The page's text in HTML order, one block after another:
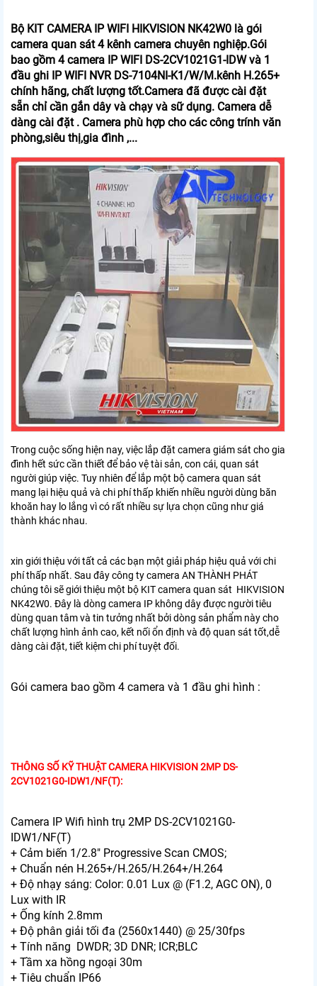
Bộ KIT CAMERA IP WIFI HIKVISION NK42W0 là gói
camera quan sát 4 kênh camera chuyên nghiệp.Gói
bao gồm 4 camera IP WIFI DS-2CV1021G1-IDW và 1
đầu ghi IP WIFI NVR DS-7104NI-K1/W/M.kênh H.265+
chính hãng, chất lượng tốt.Camera đã được cài đặt
sẵn chỉ cần gắn dây và chạy và sữ dụng. Camera dễ
dàng cài đặt . Camera phù hợp cho các công trính văn
phòng,siêu thị,gia đình ,...
Trong cuộc sống hiện nay, việc lắp đặt camera giám sát cho gia
đình hết sức cần thiết để bảo vệ tài sản, con cái, quan sát
người giúp việc. Tuy nhiên để lắp một bộ camera quan sát
mang lại hiệu quả và chi phí thấp khiến nhiều người dùng băn
khoăn hay lo lắng vì có rất nhiều sự lựa chọn cũng như giá
thành khác nhau.
xin giới thiệu với tất cả các bạn một giải pháp hiệu quả với chi
phí thấp nhất. Sau đây công ty camera AN THÀNH PHÁT
chúng tôi sẽ giới thiệu một bộ KIT camera quan sát HIKVISION
NK42W0. Đây là dòng camera IP không dây được người tiêu
dùng quan tâm và tin tưởng nhất bởi dòng sản phẩm này cho
chất lượng hình ảnh cao, kết nối ổn định và độ quan sát tốt,dễ
dàng cài đặt, tiết kiệm chi phí tuyệt đối.
Gói camera bao gồm 4 camera và 1 đầu ghi hình :
THÔNG SỐ KỸ THUẬT CAMERA HIKVISION 2MP DS-
2CV1021G0-IDW1/NF(T):
Camera IP Wifi hình trụ 2MP DS-2CV1021G0-
IDW1/NF(T)
+ Cảm biến 1/2.8" Progressive Scan CMOS;
+ Chuẩn nén H.265+/H.265/H.264+/H.264
+ Độ nhạy sáng: Color: 0.01 Lux @ (F1.2, AGC ON), 0
Lux with IR
+ Ống kính 2.8mm
+ Độ phân giải tối đa (2560x1440) @ 25/30fps
+ Tính năng DWDR; 3D DNR; ICR;BLC
+ Tầm xa hồng ngoại 30m
+ Tiêu chuẩn IP66